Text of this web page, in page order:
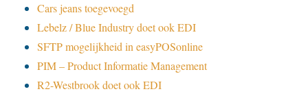
Cars jeans toegevoegd
Lebelz / Blue Industry doet ook EDI
SFTP mogelijkheid in easyPOSonline
PIM – Product Informatie Management
R2-Westbrook doet ook EDI